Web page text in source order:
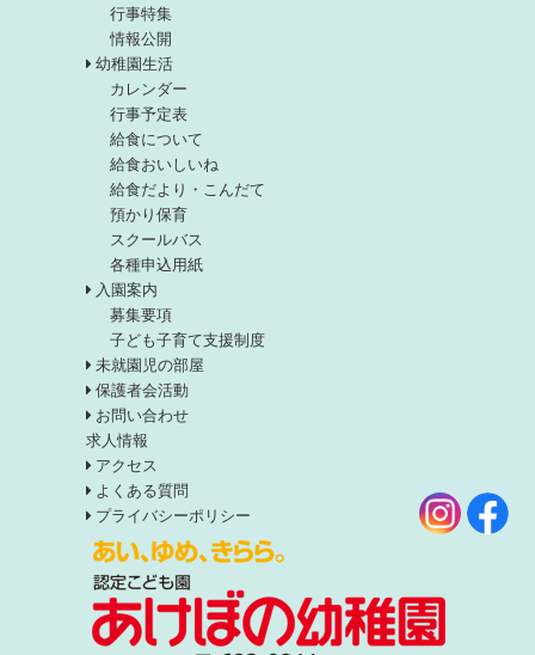
行事特集
情報公開
幼稚園生活
カレンダー
行事予定表
給食について
給食おいしいね
給食だより・こんだて
預かり保育
スクールバス
各種申込用紙
入園案内
募集要項
子ども子育て支援制度
未就園児の部屋
保護者会活動
お問い合わせ
求人情報
アクセス
よくある質問
プライバシーポリシー